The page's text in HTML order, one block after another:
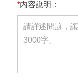
*內容說明：